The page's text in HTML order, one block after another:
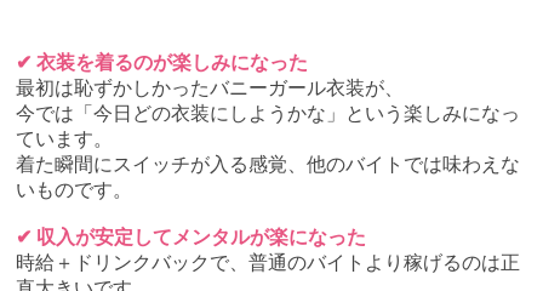
✔ 衣装を着るのが楽しみになった
最初は恥ずかしかったバニーガール衣装が、
今では「今日どの衣装にしようかな」という楽しみになっ
ています。
着た瞬間にスイッチが入る感覚、他のバイトでは味わえな
いものです。
✔ 収入が安定してメンタルが楽になった
時給＋ドリンクバックで、普通のバイトより稼げるのは正